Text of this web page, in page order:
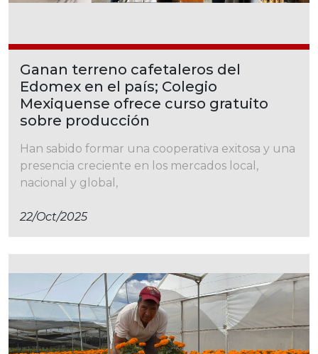
Ganan terreno cafetaleros del
Edomex en el país; Colegio
Mexiquense ofrece curso gratuito
sobre producción
Han sabido formar una cooperativa exitosa y una
presencia creciente en los mercados local,
nacional y global,
22/oct/2025